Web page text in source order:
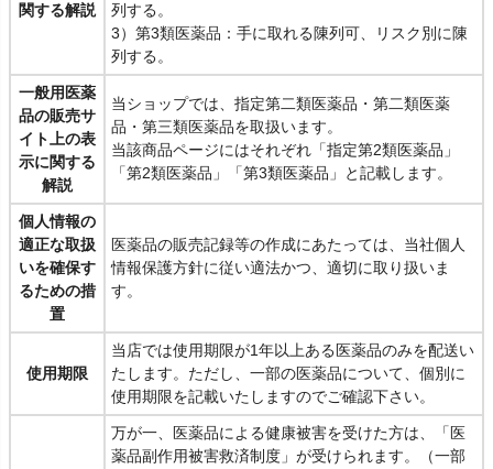
関する解説
列する。
3）第3類医薬品：手に取れる陳列可、リスク別に陳
列する。
一般用医薬
品の販売サ
イト上の表
示に関する
解説
当ショップでは、指定第二類医薬品・第二類医薬
品・第三類医薬品を取扱います。
当該商品ページにはそれぞれ「指定第2類医薬品」
「第2類医薬品」「第3類医薬品」と記載します。
個人情報の
適正な取扱
いを確保す
るための措
置
医薬品の販売記録等の作成にあたっては、当社個人
情報保護方針に従い適法かつ、適切に取り扱いま
す。
使用期限
当店では使用期限が1年以上ある医薬品のみを配送い
たします。ただし、一部の医薬品について、個別に
使用期限を記載いたしますのでご確認下さい。
万が一、医薬品による健康被害を受けた方は、「医
薬品副作用被害救済制度」が受けられます。（一部